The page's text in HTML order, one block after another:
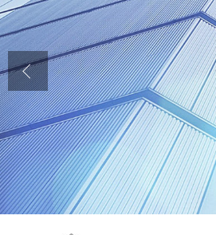
产品展厅
证书荣誉
联系方式
在线留言